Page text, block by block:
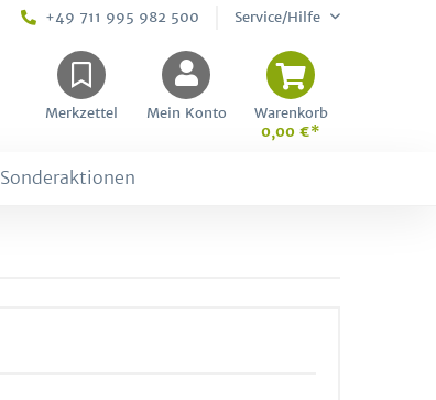
+49 711 995 982 500 Service/Hilfe
Merkzettel Mein Konto
Warenkorb
0,00 €*
Sonderaktionen